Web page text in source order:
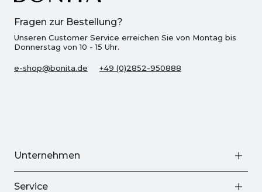
Fragen zur Bestellung?
Unseren Customer Service erreichen Sie von Montag bis
Donnerstag von 10 - 15 Uhr.
e-shop@bonita.de +49 (0)2852-950888
Unternehmen
Service